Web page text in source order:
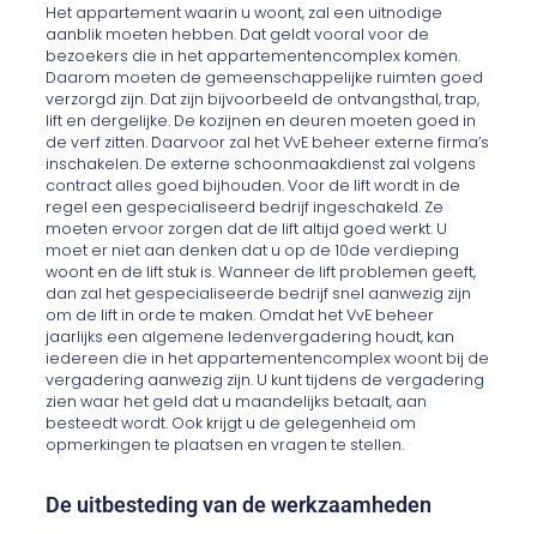
Het appartement waarin u woont, zal een uitnodige
aanblik moeten hebben. Dat geldt vooral voor de
bezoekers die in het appartementencomplex komen.
Daarom moeten de gemeenschappelijke ruimten goed
verzorgd zijn. Dat zijn bijvoorbeeld de ontvangsthal, trap,
lift en dergelijke. De kozijnen en deuren moeten goed in
de verf zitten. Daarvoor zal het VvE beheer externe firma’s
inschakelen. De externe schoonmaakdienst zal volgens
contract alles goed bijhouden. Voor de lift wordt in de
regel een gespecialiseerd bedrijf ingeschakeld. Ze
moeten ervoor zorgen dat de lift altijd goed werkt. U
moet er niet aan denken dat u op de 10de verdieping
woont en de lift stuk is. Wanneer de lift problemen geeft,
dan zal het gespecialiseerde bedrijf snel aanwezig zijn
om de lift in orde te maken. Omdat het VvE beheer
jaarlijks een algemene ledenvergadering houdt, kan
iedereen die in het appartementencomplex woont bij de
vergadering aanwezig zijn. U kunt tijdens de vergadering
zien waar het geld dat u maandelijks betaalt, aan
besteedt wordt. Ook krijgt u de gelegenheid om
opmerkingen te plaatsen en vragen te stellen.
De uitbesteding van de werkzaamheden